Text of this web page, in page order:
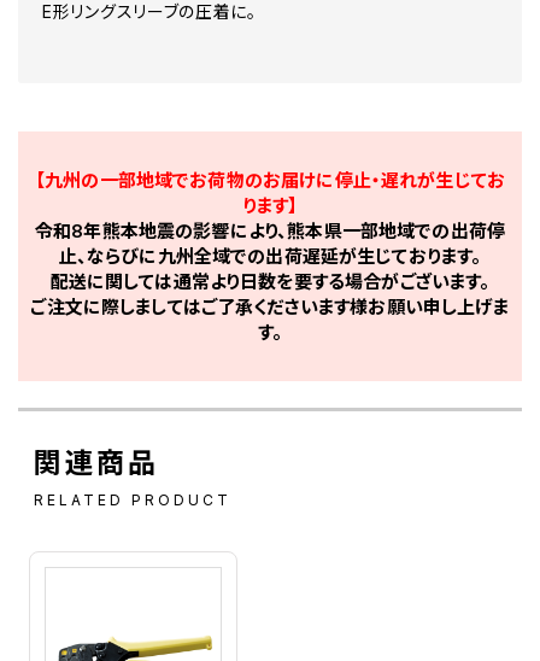
E形リングスリーブの圧着に。
【九州の一部地域でお荷物のお届けに停止・遅れが生じてお
ります】
令和8年熊本地震の影響により、熊本県一部地域での出荷停
止、ならびに九州全域での出荷遅延が生じております。
配送に関しては通常より日数を要する場合がございます。
ご注文に際しましてはご了承くださいます様お願い申し上げま
す。
関連商品
RELATED PRODUCT